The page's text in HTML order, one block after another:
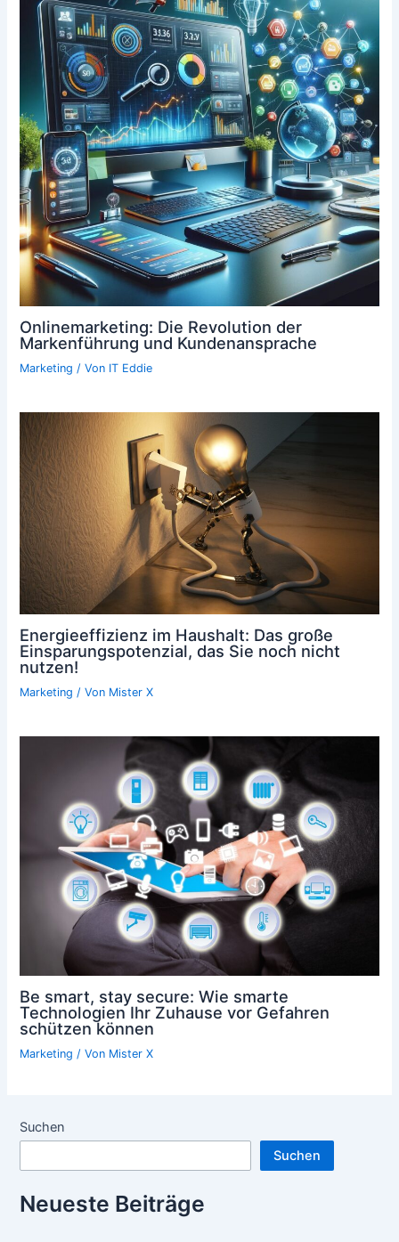
Onlinemarketing: Die Revolution der
Markenführung und Kundenansprache
Marketing / Von IT Eddie
Energieeffizienz im Haushalt: Das große
Einsparungspotenzial, das Sie noch nicht
nutzen!
Marketing / Von Mister X
Be smart, stay secure: Wie smarte
Technologien Ihr Zuhause vor Gefahren
schützen können
Marketing / Von Mister X
Suchen
Suchen
Neueste Beiträge